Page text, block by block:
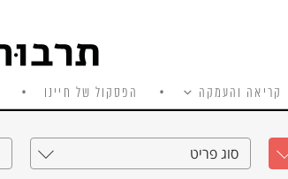
קריאה והעמקה הפסקול של חיינו
סוג פריט